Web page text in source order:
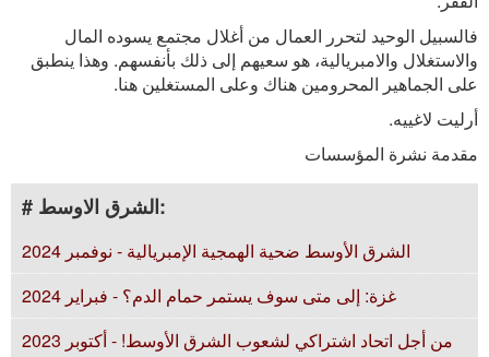
فالسبيل الوحيد لتحرر العمال من أغلال مجتمع يسوده المال
والاستغلال والامبريالية، هو سعيهم إلى ذلك بأنفسهم. وهذا ينطبق
على الجماهير المحرومين هناك وعلى المستغلين هنا.
أرليت لاغييه.
مقدمة نشرة المؤسسات
# الشرق الاوسط:
الشرق الأوسط ضحية الهمجية الإمبريالية - نوفمبر 2024
غزة: إلى متى سوف يستمر حمام الدم؟ - فبراير 2024
من أجل اتحاد اشتراكي لشعوب الشرق الأوسط! - أكتوبر 2023